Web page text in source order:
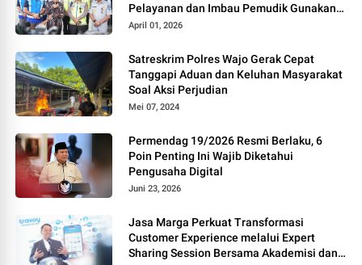
Pelayanan dan Imbau Pemudik Gunakan
Rest Area Alternatif
April 01, 2026
Satreskrim Polres Wajo Gerak Cepat
Tanggapi Aduan dan Keluhan Masyarakat
Soal Aksi Perjudian
Mei 07, 2024
Permendag 19/2026 Resmi Berlaku, 6
Poin Penting Ini Wajib Diketahui
Pengusaha Digital
Juni 23, 2026
Jasa Marga Perkuat Transformasi
Customer Experience melalui Expert
Sharing Session Bersama Akademisi dan